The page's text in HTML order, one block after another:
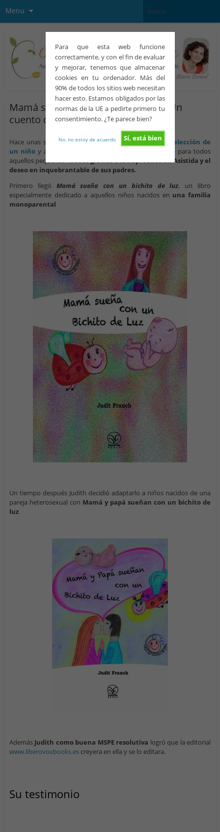
Para que esta web funcione
correctamente, y con el fin de evaluar
y mejorar, tenemos que almacenar
cookies en tu ordenador. Más del
90% de todos los sitios web necesitan
hacer esto. Estamos obligados por las
normas de la UE a pedirte primero tu
consentimiento. ¿Te parece bien?
Sí, está bien
No, no estoy de acuerdo
Menu
Mamá sueña con un bichito de luz. Un
cuento de Reproducción Asistida
Hace unas semanas Judit Franch, madre soltera por elección de
un niñoy autora de dos libros escritos especialmente para todos
aquellos pequeños nacidosgracias a la Reproducción Asistida y el
deseo en inquebrantable de sus padres.
Primero llegó Mamá sueña con un bichito de luz, un libro
especialmente dedicado a aquellos niños nacidos en una familia
monoparental
Un tiempo después Judith decidió adaptarlo a niños nacidos de una
pareja heterosexual con Mamá y papá sueñan con un bichito de
luz
Además Judith como buena MSPE resolutiva logró que la editorial
www.liberovoxbooks.escreyera en ella y se lo editara.
Su testimonio